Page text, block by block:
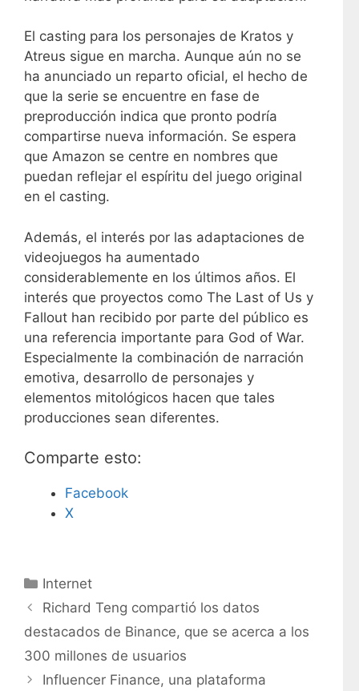
El casting para los personajes de Kratos y
Atreus sigue en marcha. Aunque aún no se
ha anunciado un reparto oficial, el hecho de
que la serie se encuentre en fase de
preproducción indica que pronto podría
compartirse nueva información. Se espera
que Amazon se centre en nombres que
puedan reflejar el espíritu del juego original
en el casting.
Además, el interés por las adaptaciones de
videojuegos ha aumentado
considerablemente en los últimos años. El
interés que proyectos como The Last of Us y
Fallout han recibido por parte del público es
una referencia importante para God of War.
Especialmente la combinación de narración
emotiva, desarrollo de personajes y
elementos mitológicos hacen que tales
producciones sean diferentes.
Comparte esto:
Facebook
X
C
a
e
g
o
Internet
Richard Teng compartió los datos
destacados de Binance, que se acerca a los
300 millones de usuarios
Influencer Finance, una plataforma